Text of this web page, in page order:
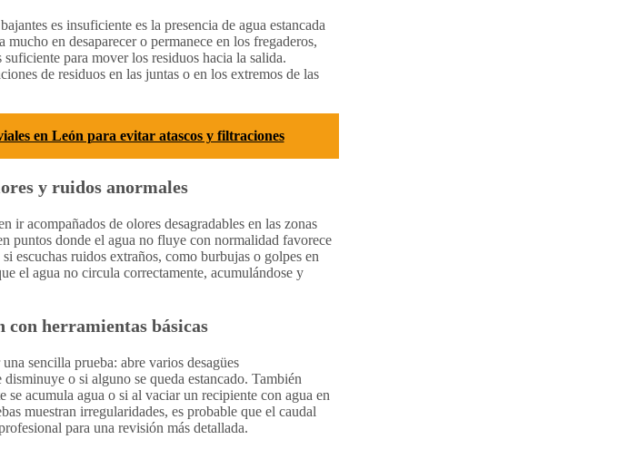
es insuficiente es la presencia de agua estancada
en desaparecer o permanece en los fregaderos,
para mover los residuos hacia la salida.
de residuos en las juntas o en los extremos de las
en León para evitar atascos y filtraciones
y ruidos anormales
ir acompañados de olores desagradables en las zonas
puntos donde el agua no fluye con normalidad favorece
escuchas ruidos extraños, como burbujas o golpes en
el agua no circula correctamente, acumulándose y
con herramientas básicas
sencilla prueba: abre varios desagües
o si alguno se queda estancado. También
se acumula agua o si al vaciar un recipiente con agua en
muestran irregularidades, es probable que el caudal
para una revisión más detallada.